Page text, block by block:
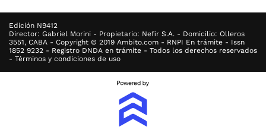
Edición N9412
Director: Gabriel Morini - Propietario: Nefir S.A. - Domicilio: Olleros
3551, CABA - Copyright © 2019 Ambito.com - RNPI En trámite - Issn
1852 9232 - Registro DNDA en trámite - Todos los derechos reservados
- Términos y condiciones de uso